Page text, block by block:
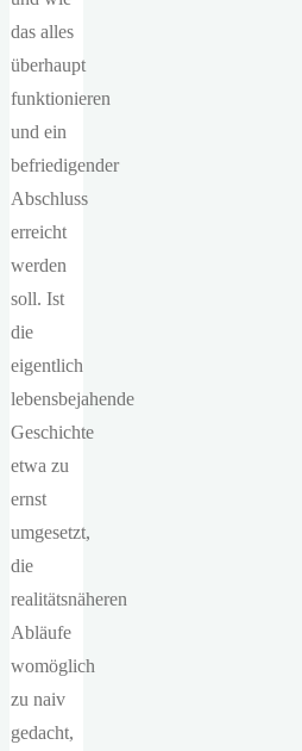
das alles
überhaupt
funktionieren
und ein
befriedigender
Abschluss
erreicht
werden
soll. Ist
die
eigentlich
lebensbejahende
Geschichte
etwa zu
ernst
umgesetzt,
die
realitätsnäheren
Abläufe
womöglich
zu naiv
gedacht,